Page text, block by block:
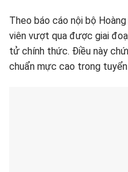
Theo báo cáo nội bộ
viên vượt qua được giai
tử chính thức. Điều này
chuẩn mực cao trong tuyển